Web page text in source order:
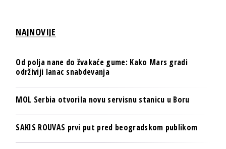
NAJNOVIJE
Od polja nane do žvakaće gume: Kako Mars gradi
održiviji lanac snabdevanja
MOL Serbia otvorila novu servisnu stanicu u Boru
SAKIS ROUVAS prvi put pred beogradskom publikom